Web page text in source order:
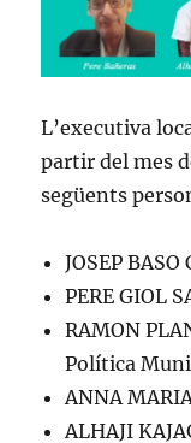
L’executiva
partir del mes
següents
JOSEP
PERE GIOL
RAMON
Política
ANNA
ALHAJI